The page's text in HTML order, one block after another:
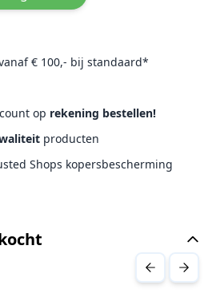
€ 100,- bij standaard*
op rekening bestellen!
producten
Shops kopersbescherming